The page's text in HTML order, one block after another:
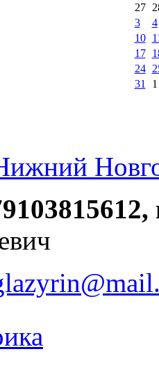
27
3
4
10
17
24
31
1